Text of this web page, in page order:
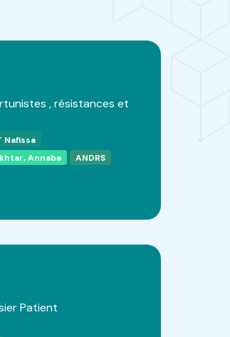
, résistances et
Nafissa
Annaba
ANDRS
Patient